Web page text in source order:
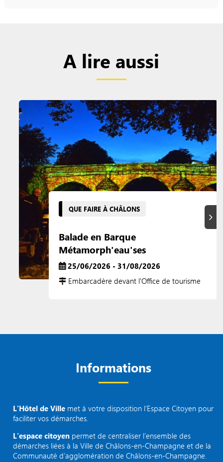
A lire aussi
QUE FAIRE À CHÂLONS
Balade en Barque
Métamorph'eau'ses
25/06/2026 - 31/08/2026
Embarcadère devant l'Office de tourisme
Informations
L’Hôtel de Ville met à votre disposition l’Espace Citoyen pour
faciliter vos démarches.
L’espace citoyen permet de centraliser l’ensemble des
démarches liées à la Ville de Châlons-en-Champagne et de la
Communauté d’agglomération de Châlons-en-Champagne.